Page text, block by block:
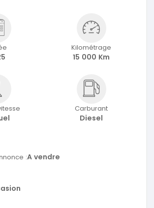
Kilométrage
15 000 Km
Carburant
Diesel
:A vendre